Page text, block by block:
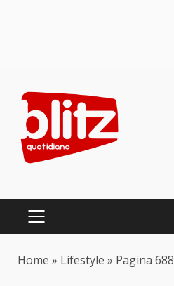
content
PRIMARY
Home » Lifestyle » Pagina 688